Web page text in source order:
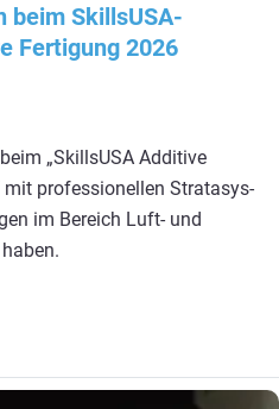
beim SkillsUSA-
Fertigung 2026
„SkillsUSA Additive
professionellen Stratasys-
im Bereich Luft- und